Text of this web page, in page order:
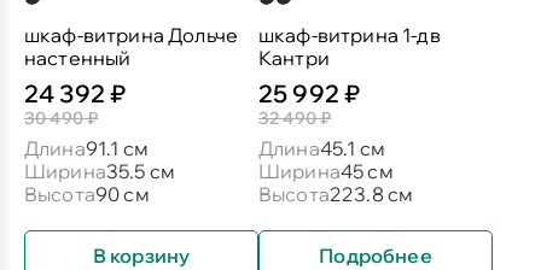
шкаф-витрина Дольче
настенный
24 392 ₽
30 490 ₽
Длина91.1 см
Ширина35.5 см
Высота90 см
В корзину
шкаф-витрина 1-дв
Кантри
25 992 ₽
32 490 ₽
Длина45.1 см
Ширина45 см
Высота223.8 см
Подробнее